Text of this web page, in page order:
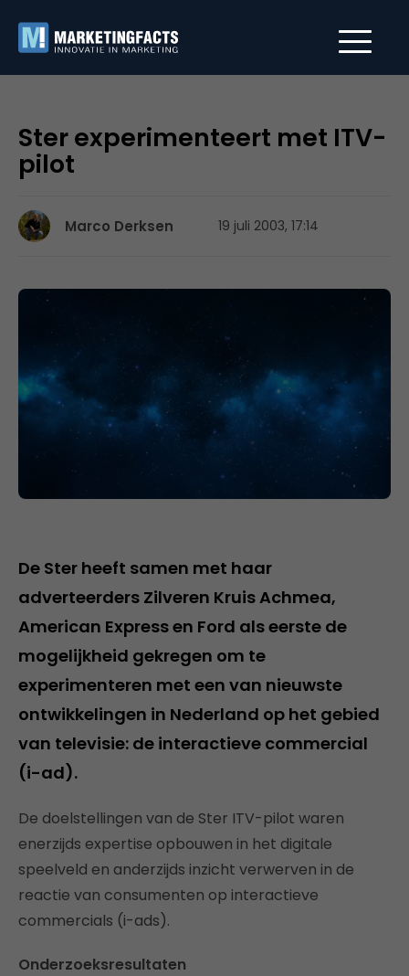
Ster experimenteert met ITV-
pilot
Marco Derksen 19 juli 2003, 17:14
De Ster heeft samen met haar
adverteerders Zilveren Kruis Achmea,
American Express en Ford als eerste de
mogelijkheid gekregen om te
experimenteren met een van nieuwste
ontwikkelingen in Nederland op het gebied
van televisie: de interactieve commercial
(i-ad).
De doelstellingen van de Ster ITV-pilot waren
enerzijds expertise opbouwen in het digitale
speelveld en anderzijds inzicht verwerven in de
reactie van consumenten op interactieve
commercials (i-ads).
Onderzoeksresultaten